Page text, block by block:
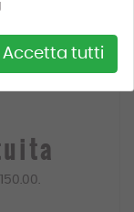
tutti